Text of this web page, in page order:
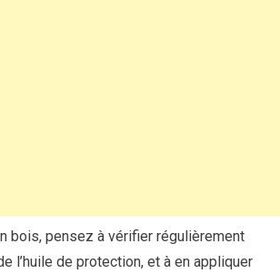
bois, pensez à vérifier régulièrement
l’huile de protection, et à en appliquer